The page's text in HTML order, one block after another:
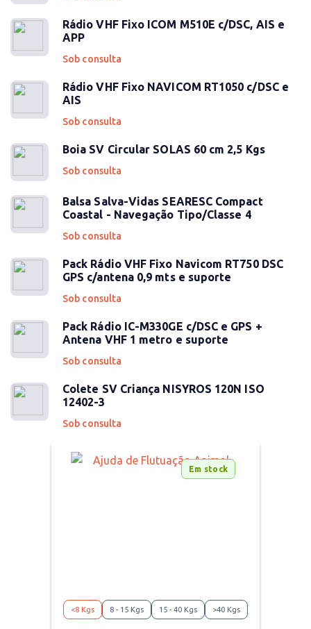
Rádio VHF Fixo ICOM M510E c/DSC, AIS e
APP
Sob consulta
Rádio VHF Fixo NAVICOM RT1050 c/DSC e
AIS
Sob consulta
Boia SV Circular SOLAS 60 cm 2,5 Kgs
Sob consulta
Balsa Salva-Vidas SEARESC Compact
Coastal - Navegação Tipo/Classe 4
Sob consulta
Pack Rádio VHF Fixo Navicom RT750 DSC
GPS c/antena 0,9 mts e suporte
Sob consulta
Pack Rádio IC-M330GE c/DSC e GPS +
Antena VHF 1 metro e suporte
Sob consulta
Colete SV Criança NISYROS 120N ISO
12402-3
Sob consulta
Em stock
<8 Kgs 8 - 15 Kgs 15 - 40 Kgs >40 Kgs